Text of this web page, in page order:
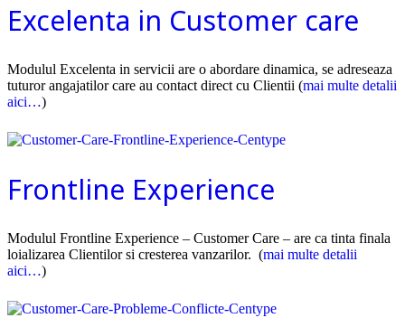
Excelenta in Customer care
Modulul Excelenta in servicii are o abordare dinamica, se adreseaza
tuturor angajatilor care au contact direct cu Clientii (mai multe detalii
aici…)
Frontline Experience
Modulul Frontline Experience – Customer Care – are ca tinta finala
loializarea Clientilor si cresterea vanzarilor. (mai multe detalii
aici…)